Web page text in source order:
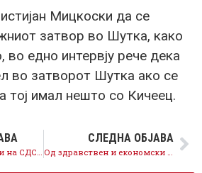
Мицкоски да се
затвор во Шутка, како
во едно интервју рече дека
во затворот Шутка ако се
тој имал нешто со Кичеец.
Антикризните мерки на СДСМ спасуваат работни места, над 21.500 компании аплицирале за поддршка за исплата на плати
СЛЕДНА ОБЈАВА
Од здравствен и економски аспект добро е изборите да се одржат на 14 јуни